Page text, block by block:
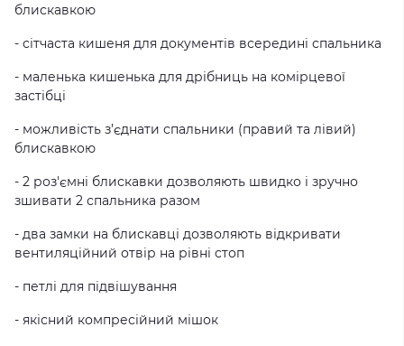
блискавкою
- сітчаста кишеня для документів всередині спальника
- маленька кишенька для дрібниць на комірцевої
застібці
- можливість з’єднати спальники (правий та лівий)
блискавкою
- 2 роз'ємні блискавки дозволяють швидко і зручно
зшивати 2 спальника разом
- два замки на блискавці дозволяють відкривати
вентиляційний отвір на рівні стоп
- петлі для підвішування
- якісний компресійний мішок